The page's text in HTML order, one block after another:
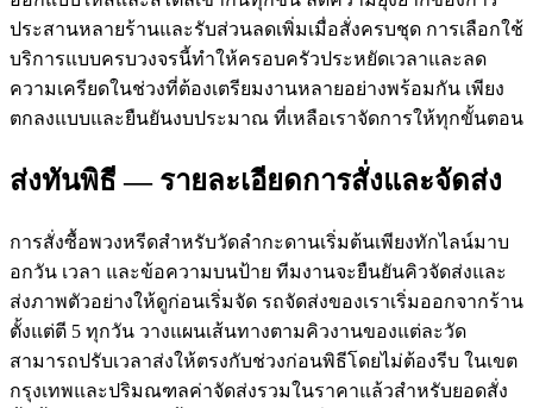
ประสานหลายร้านและรับส่วนลดเพิ่มเมื่อสั่งครบชุด การเลือกใช้
บริการแบบครบวงจรนี้ทำให้ครอบครัวประหยัดเวลาและลด
ความเครียดในช่วงที่ต้องเตรียมงานหลายอย่างพร้อมกัน เพียง
ตกลงแบบและยืนยันงบประมาณ ที่เหลือเราจัดการให้ทุกขั้นตอน
ส่งทันพิธี — รายละเอียดการสั่งและจัดส่ง
การสั่งซื้อพวงหรีดสำหรับวัดลำกะดานเริ่มต้นเพียงทักไลน์มาบ
อกวัน เวลา และข้อความบนป้าย ทีมงานจะยืนยันคิวจัดส่งและ
ส่งภาพตัวอย่างให้ดูก่อนเริ่มจัด รถจัดส่งของเราเริ่มออกจากร้าน
ตั้งแต่ตี 5 ทุกวัน วางแผนเส้นทางตามคิวงานของแต่ละวัด
สามารถปรับเวลาส่งให้ตรงกับช่วงก่อนพิธีโดยไม่ต้องรีบ ในเขต
กรุงเทพและปริมณฑลค่าจัดส่งรวมในราคาแล้วสำหรับยอดสั่ง